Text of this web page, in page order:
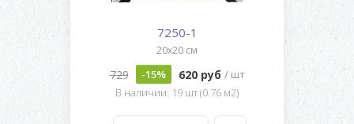
7250-1
20x20 см
729 -15% 620 руб / шт
В наличии: 19 шт (0.76 м2)